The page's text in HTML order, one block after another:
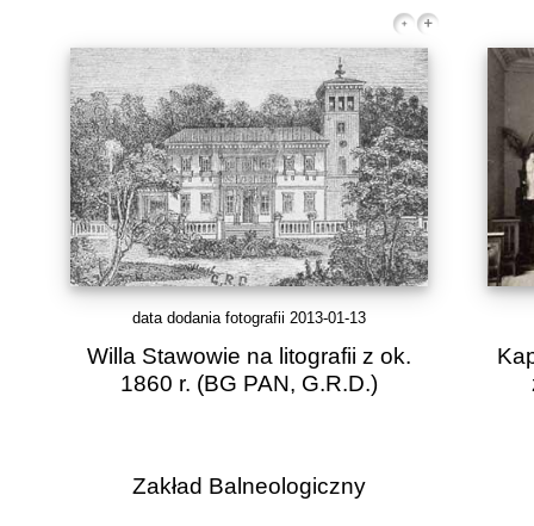
data dodania fotografii 2013-01-13
Willa Stawowie na litografii z ok.
1860 r. (BG PAN, G.R.D.)
Zakład Balneologiczny